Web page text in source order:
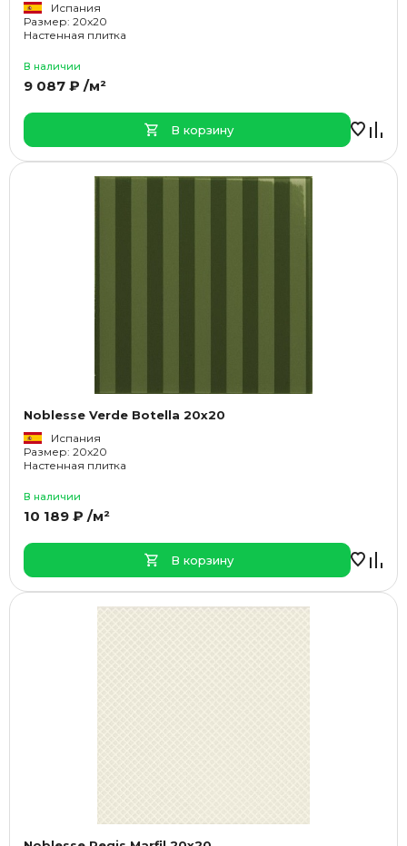
Испания
Размер: 20x20
Настенная плитка
В наличии
9 087 ₽ /м²
В корзину
Noblesse Verde Botella 20x20
Испания
Размер: 20x20
Настенная плитка
В наличии
10 189 ₽ /м²
В корзину